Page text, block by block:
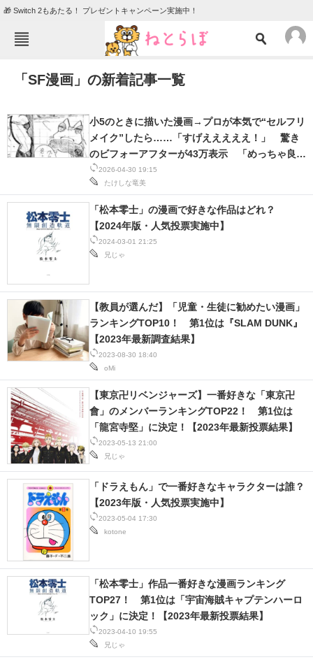
🎁 Switch 2もあたる！ プレゼントキャンペーン実施中！
TOP ニュース
グルメ
会員記事
メディア
注目記事を集めた総合ページ
ITの今と未来を見通す
スマホと通信の最新トレンド
進化するPCとデバイスの未来
好きが集まる 比べて選べる
ビジネスと働き方のヒント
AI活用のいまが分かる
企業ITのトレンドを詳説
経営リーダーのコミュニティ
マーケ×ITの今がよく分かる
ITエンジニア向け専門サイト
企業向けIT製品の総合サイト
IT製品の技術・比較・事例
「SF漫画」の新着記事一覧
2026-04-30 19:15
たけしな竜美
小5のときに描いた漫画→プロが本気で“セルフリ
メイク”したら……「すげえええええ！」 驚き
のビフォーアフターが43万表示 「めっちゃ良
い」「コレが才能か」
2024-03-01 21:25
兄じゃ
「松本零士」の漫画で好きな作品はどれ？
【2024年版・人気投票実施中】
2023-08-30 18:40
oMi
【教員が選んだ】「児童・生徒に勧めたい漫画」
ランキングTOP10！ 第1位は『SLAM DUNK』
【2023年最新調査結果】
2023-05-13 21:00
兄じゃ
【東京卍リベンジャーズ】一番好きな「東京卍
會」のメンバーランキングTOP22！ 第1位は
「龍宮寺堅」に決定！【2023年最新投票結果】
2023-05-04 17:30
kotone
「ドラえもん」で一番好きなキャラクターは誰？
【2023年版・人気投票実施中】
2023-04-10 19:55
兄じゃ
「松本零士」作品一番好きな漫画ランキング
TOP27！ 第1位は「宇宙海賊キャプテンハーロ
ック」に決定！【2023年最新投票結果】